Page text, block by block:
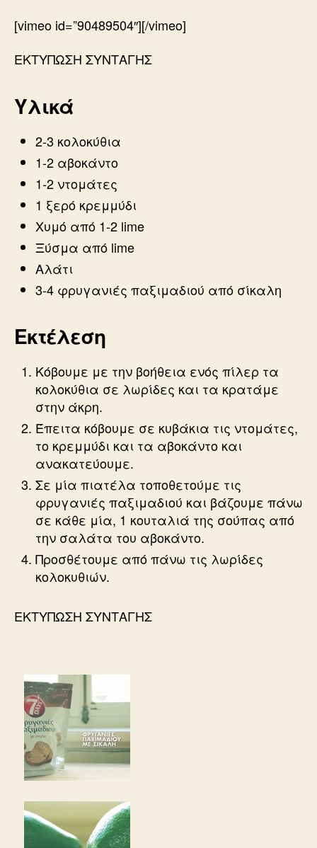
[vimeo id=”90489504″][/vimeo]
ΕΚΤΥΠΩΣΗ ΣΥΝΤΑΓΗΣ
Υλικά
2-3 κολοκύθια
1-2 αβοκάντο
1-2 ντομάτες
1 ξερό κρεμμύδι
Χυμό από 1-2 lime
Ξύσμα από lime
Αλάτι
3-4 φρυγανιές παξιμαδιού από σίκαλη
Εκτέλεση
Κόβουμε με την βοήθεια ενός πίλερ τα
κολοκύθια σε λωρίδες και τα κρατάμε
στην άκρη.
Έπειτα κόβουμε σε κυβάκια τις ντομάτες,
το κρεμμύδι και τα αβοκάντο και
ανακατεύουμε.
Σε μία πιατέλα τοποθετούμε τις
φρυγανιές παξιμαδιού και βάζουμε πάνω
σε κάθε μία, 1 κουταλιά της σούπας από
την σαλάτα του αβοκάντο.
Προσθέτουμε από πάνω τις λωρίδες
κολοκυθιών.
ΕΚΤΥΠΩΣΗ ΣΥΝΤΑΓΗΣ